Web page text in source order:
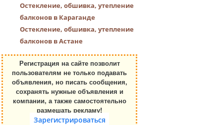
Остекление, обшивка, утепление
балконов в Караганде
Остекление, обшивка, утепление
балконов в Астане
Регистрация на сайте позволит
пользователям не только подавать
объявления, но писать сообщения,
сохранять нужные объявления и
компании, а также самостоятельно
размешать рекламу!
Зарегистрироваться